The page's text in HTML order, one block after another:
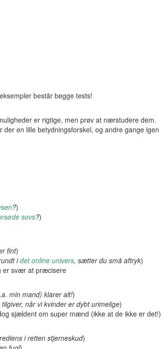
består begge tests!
er rigtige, men prøv at nærstudere dem.
en lille betydningsforskel, og andre gange igen
?)
sovs?)
fint)
idet online univers, sætter du små aftryk)
er svær at præcisere
min mand) klarer alt!)
når vi kvinder er dybt urimelige)
sjældent om super mænd (ikke at de ikke er det!)
i retten stjerneskud)